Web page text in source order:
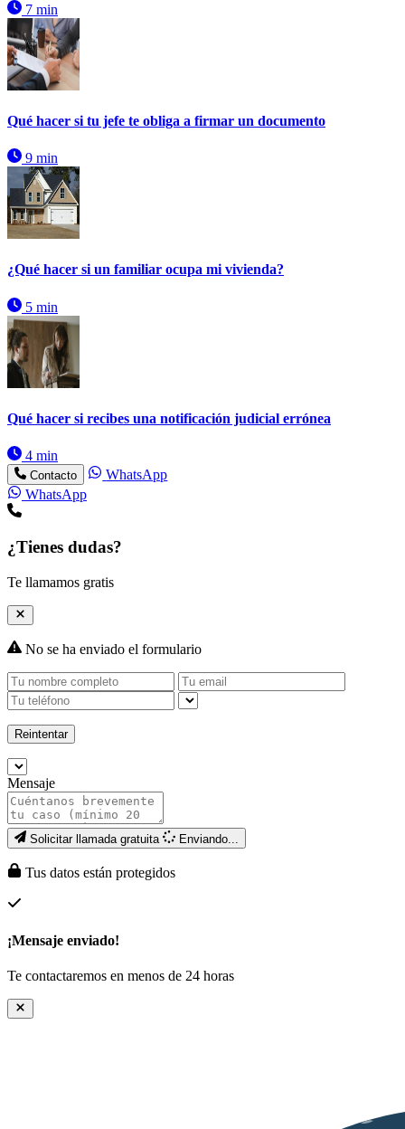
7 min
Qué hacer si tu jefe te obliga a firmar un documento
9 min
¿Qué hacer si un familiar ocupa mi vivienda?
5 min
Qué hacer si recibes una notificación judicial errónea
4 min
Contacto
WhatsApp
WhatsApp
¿Tienes dudas?
Te llamamos gratis
No se ha enviado el formulario
Reintentar
Mensaje
Solicitar llamada gratuita Enviando...
Tus datos están protegidos
¡Mensaje enviado!
Te contactaremos en menos de 24 horas